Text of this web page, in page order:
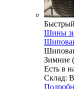
Шины
Зимние
Есть в
Склад: